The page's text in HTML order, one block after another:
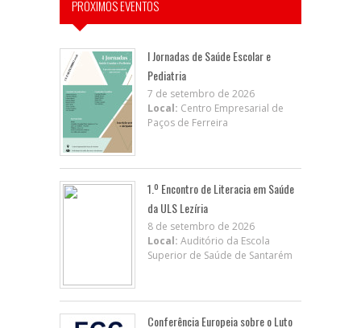
PRÓXIMOS EVENTOS
I Jornadas de Saúde Escolar e
Pediatria
7 de setembro de 2026
Local: Centro Empresarial de
Paços de Ferreira
1.º Encontro de Literacia em Saúde
da ULS Lezíria
8 de setembro de 2026
Local: Auditório da Escola
Superior de Saúde de Santarém
Conferência Europeia sobre o Luto